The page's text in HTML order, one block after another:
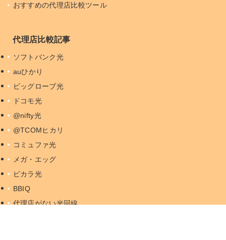
おすすめの代理店比較ツール
代理店比較記事
ソフトバンク光
auひかり
ビッグローブ光
ドコモ光
@nifty光
@TCOMヒカリ
コミュファ光
メガ・エッグ
ピカラ光
BBIQ
代理店がない光回線